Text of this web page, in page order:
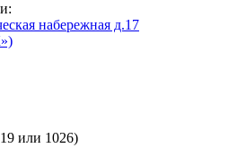
набережная д.17
или 1026)